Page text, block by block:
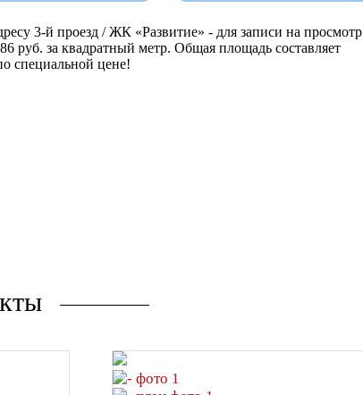
комплекса запланированы спортивные и игровые
а также отдельные зоны для каждой группы детского
3-й проезд / ЖК «Развитие» - для записи на просмотр
руб. за квадратный метр. Общая площадь составляет
специальной цене!